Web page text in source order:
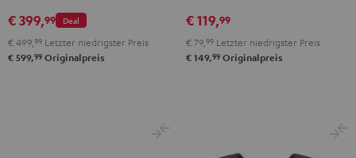
Deal
€ 399,99
€ 499, 99 Letzter niedrigster Preis
€ 599,99 Originalpreis
Misty
Green
Night
BlackWhiteBlue
€ 119,99
€ 79, 99 Letzter niedrigster Preis
€ 149,99 Originalpreis